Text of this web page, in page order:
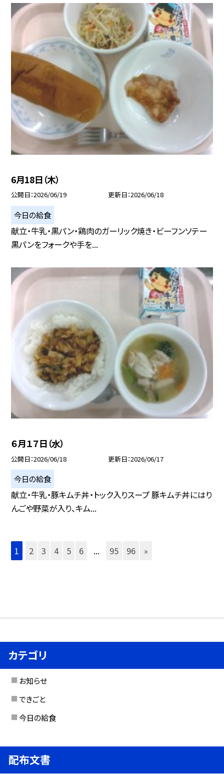
6月18日（木）
公開日 2026/06/19 更新日 2026/06/18
今日の給食
献立・牛乳・黒パン・鶏肉のガーリック焼き・ビーフンソテー
黒パンをフォークや手を...
６月１７日（水）
公開日 2026/06/18 更新日 2026/06/17
今日の給食
献立・牛乳・豚キムチ丼・トック入りスープ 豚キムチ丼にはり
んごや野菜が入り、キム...
1 2 3 4 5 6 ... 95 96 »
カテゴリ
お知らせ
できごと
今日の給食
配布文書